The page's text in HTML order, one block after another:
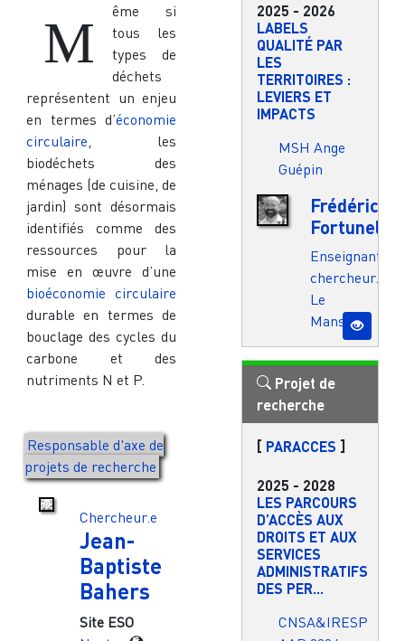
M
ême si
tous les
types de
déchets
représentent un enjeu
en termes d’économie
circulaire, les
biodéchets des
ménages (de cuisine, de
jardin) sont désormais
identifiés comme des
ressources pour la
mise en œuvre d’une
bioéconomie circulaire
durable en termes de
bouclage des cycles du
carbone et des
nutriments N et P.
Responsable d'axe de
projets de recherche
Chercheur.e
Jean-
Baptiste
Bahers
Site ESO
2025 - 2026
LABELS
QUALITÉ PAR
LES
TERRITOIRES :
LEVIERS ET
IMPACTS
MSH Ange
Guépin
Frédéric
Fortunel
Enseignant.e-
chercheur.e
Le
Mans
Projet de
recherche
[ PARACCES ]
2025 - 2028
LES PARCOURS
D’ACCÈS AUX
DROITS ET AUX
SERVICES
ADMINISTRATIFS
DES PER...
CNSA&IRESP